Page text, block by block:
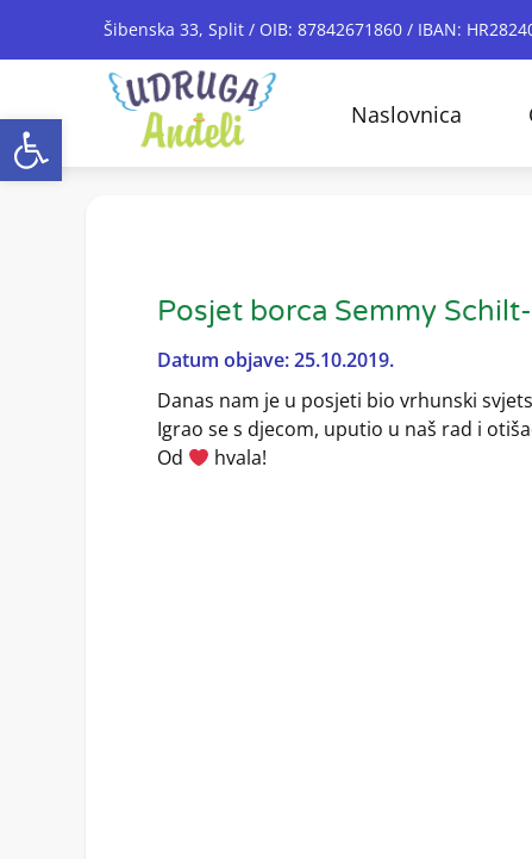
Open toolbar
Šibenska 33, Split / OIB: 87842671860 / IBAN:
Naslovnica
Posjet borca Semmy
Datum objave: 25.10.2019.
Danas nam je u posjeti bio vrhunski
Igrao se s djecom, uputio u naš rad i
Od
hvala!